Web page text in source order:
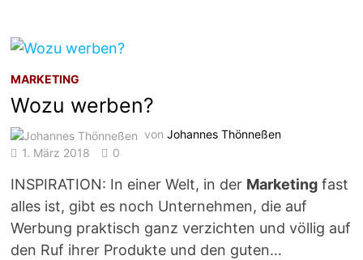
MARKETING
Wozu werben?
vonJohannes Thönneßen
1. März 2018
0
INSPIRATION: In einer Welt, in der Marketing fast
alles ist, gibt es noch Unternehmen, die auf
Werbung praktisch ganz verzichten und völlig auf
den Ruf ihrer Produkte und den guten…